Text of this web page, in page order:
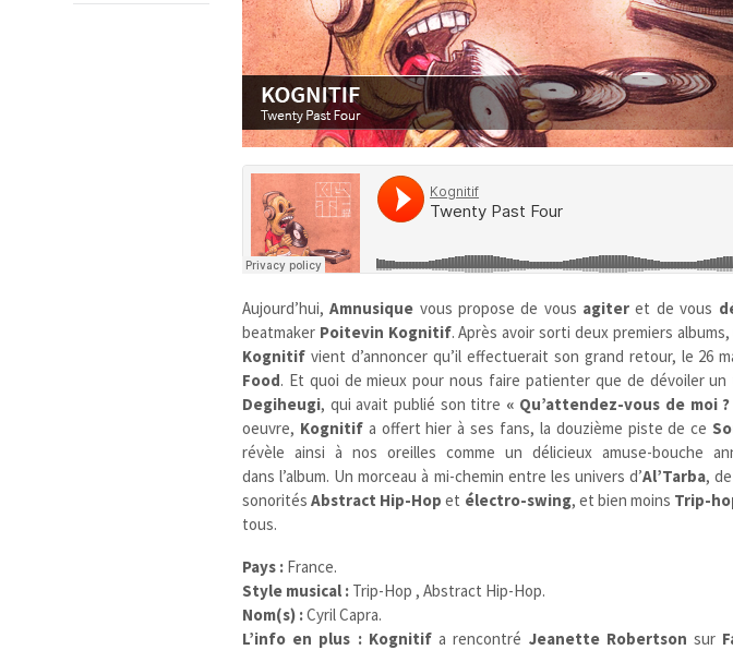
Aujourd’hui,Amnusique vous propose de vous agiter et de vous
beatmaker Poitevin Kognitif. Après avoir sorti deux premiers
Kognitif vient d’annoncer qu’il effectuerait son grand retour, le 26
Food. Et quoi de mieux pour nous faire patienter que de dévoiler un
Degiheugi, qui avait publié son titre « Qu’attendez-vous de moi ?
oeuvre, Kognitifa offert hier à ses fans, la douzième piste de ce
révèle ainsi à nos oreilles comme un délicieux amuse-bouche
dans l’album. Un morceau à mi-chemin entre les univers d’Al’Tarba, de
sonoritésAbstract Hip-Hop et électro-swing, et bien moins Trip-
tous.
Pays : France.
Style musical : Trip-Hop , Abstract Hip-Hop.
Nom(s) :Cyril Capra.
L’info en plus : Kognitifa rencontré Jeanette Robertson sur